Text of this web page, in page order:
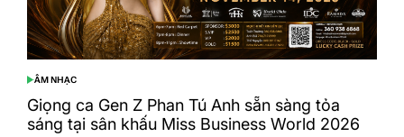
POSTED
IN
ÂM NHẠC
Giọng ca Gen Z Phan Tú Anh sẵn sàng tỏa
sáng tại sân khấu Miss Business World 2026